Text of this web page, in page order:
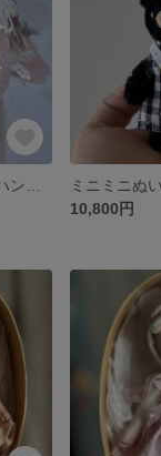
10,800円